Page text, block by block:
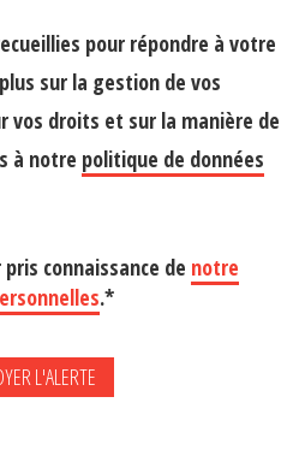
pour répondre à votre
sur la gestion de vos
vos droits et sur la manière de
à notre politique de données
connaissance de notre
.*